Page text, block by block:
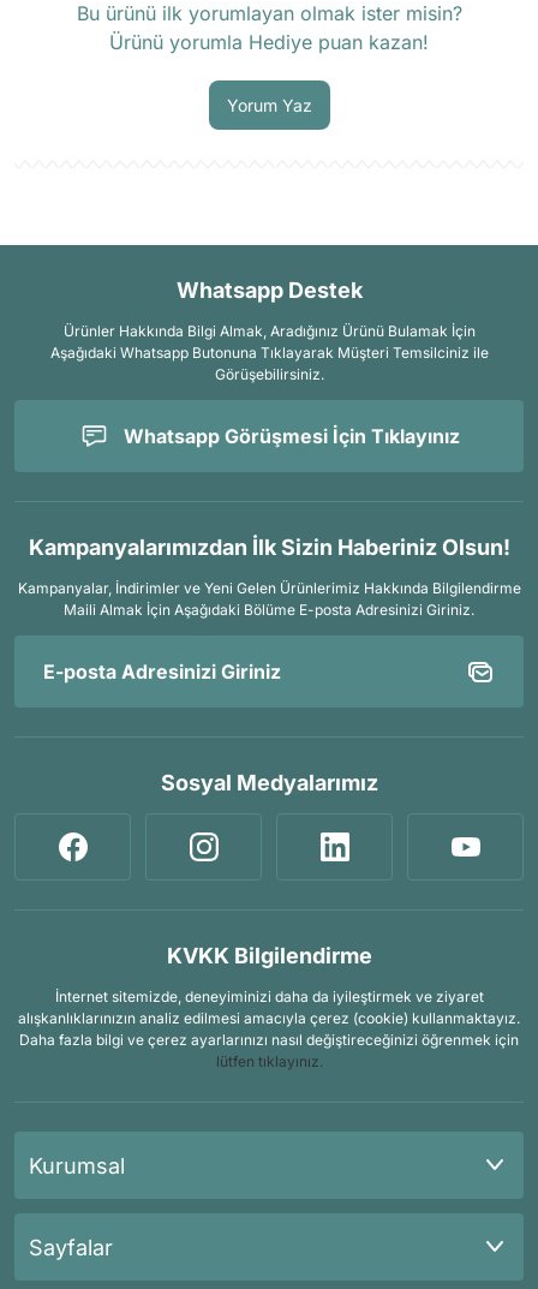
Bu ürünü ilk yorumlayan olmak ister misin?
Ürünü yorumla Hediye puan kazan!
Yorum Yaz
Whatsapp Destek
Ürünler Hakkında Bilgi Almak, Aradığınız Ürünü Bulamak İçin
Aşağıdaki Whatsapp Butonuna Tıklayarak Müşteri Temsilciniz ile
Görüşebilirsiniz.
Whatsapp Görüşmesi İçin Tıklayınız
Kampanyalarımızdan İlk Sizin Haberiniz Olsun!
Kampanyalar, İndirimler ve Yeni Gelen Ürünlerimiz Hakkında Bilgilendirme
Maili Almak İçin Aşağıdaki Bölüme E-posta Adresinizi Giriniz.
Sosyal Medyalarımız
KVKK Bilgilendirme
İnternet sitemizde, deneyiminizi daha da iyileştirmek ve ziyaret
alışkanlıklarınızın analiz edilmesi amacıyla çerez (cookie) kullanmaktayız.
Daha fazla bilgi ve çerez ayarlarınızı nasıl değiştireceğinizi öğrenmek için
lütfen tıklayınız.
Kurumsal
Sayfalar